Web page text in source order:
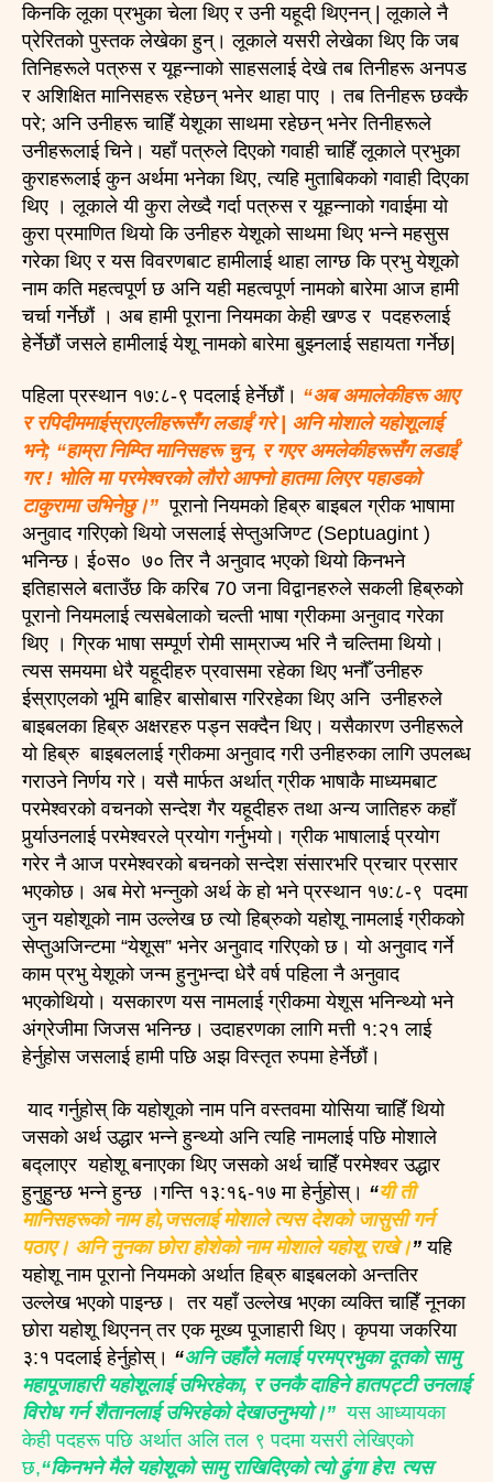
किनकि लूका प्रभुका चेला थिए र उनी यहूदी थिएनन् | लूकाले नै
प्रेरितको पुस्तक लेखेका हुन्। लूकाले यसरी लेखेका थिए कि जब
तिनिहरूले पत्रुस र यूहन्नाको साहसलाई देखे तब तिनीहरू अनपड
र अशिक्षित मानिसहरू रहेछन् भनेर थाहा पाए । तब तिनीहरू छक्कै
परे; अनि उनीहरू चाहिँ येशूका साथमा रहेछन् भनेर तिनीहरूले
उनीहरूलाई चिने। यहाँ पत्रुले दिएको गवाही चाहिँ लूकाले प्रभुका
कुराहरूलाई कुन अर्थमा भनेका थिए, त्यहि मुताबिकको गवाही दिएका
थिए । लूकाले यी कुरा लेख्दै गर्दा पत्रुस र यूहन्नाको गवाईमा यो
कुरा प्रमाणित थियो कि उनीहरु येशूको साथमा थिए भन्ने महसुस
गरेका थिए र यस विवरणबाट हामीलाई थाहा लाग्छ कि प्रभु येशूको
नाम कति महत्वपूर्ण छ अनि यही महत्वपूर्ण नामको बारेमा आज हामी
चर्चा गर्नेछौं । अब हामी पूराना नियमका केही खण्ड र पदहरुलाई
हेर्नेछौं जसले हामीलाई येशू नामको बारेमा बुझ्नलाई सहायता गर्नेछ|
पहिला प्रस्थान १७:८-९ पदलाई हेर्नेछौं। “अब अमालेकीहरू आए
र रपिदीममाईस्राएलीहरूसँग लडाईं गरे | अनि मोशाले यहोशूलाई
भने; “हाम्रा निम्प्ति मानिसहरू चुन, र गएर अमलेकीहरूसँग लडाईं
गर ! भोलि मा परमेश्वरको लौरो आफ्नो हातमा लिएर पहाडको
टाकुरामा उभिनेछु।” पूरानो नियमको हिब्रु बाइबल ग्रीक भाषामा
अनुवाद गरिएको थियो जसलाई सेप्तुअजिण्ट (Septuagint )
भनिन्छ। ई०स० ७० तिर नै अनुवाद भएको थियो किनभने
इतिहासले बताउँछ कि करिब 70 जना विद्वानहरुले सकली हिब्रुको
पूरानो नियमलाई त्यसबेलाको चल्ती भाषा ग्रीकमा अनुवाद गरेका
थिए । ग्रिक भाषा सम्पूर्ण रोमी साम्राज्य भरि नै चल्तिमा थियो।
त्यस समयमा धेरै यहूदीहरु प्रवासमा रहेका थिए भनौँ उनीहरु
ईस्राएलको भूमि बाहिर बासोबास गरिरहेका थिए अनि उनीहरुले
बाइबलका हिब्रु अक्षरहरु पड्न सक्दैन थिए। यसैकारण उनीहरूले
यो हिब्रु बाइबललाई ग्रीकमा अनुवाद गरी उनीहरुका लागि उपलब्ध
गराउने निर्णय गरे। यसै मार्फत अर्थात् ग्रीक भाषाकै माध्यमबाट
परमेश्वरको वचनको सन्देश गैर यहूदीहरु तथा अन्य जातिहरु कहाँ
पुर्र्याउनलाई परमेश्वरले प्रयोग गर्नुभयो। ग्रीक भाषालाई प्रयोग
गरेर नै आज परमेश्वरको बचनको सन्देश संसारभरि प्रचार प्रसार
भएकोछ। अब मेरो भन्नुको अर्थ के हो भने प्रस्थान १७:८-९ पदमा
जुन यहोशूको नाम उल्लेख छ त्यो हिब्रुको यहोशू नामलाई ग्रीकको
सेप्तुअजिन्टमा “येशूस” भनेर अनुवाद गरिएको छ। यो अनुवाद गर्ने
काम प्रभु येशूको जन्म हुनुभन्दा धेरै वर्ष पहिला नै अनुवाद
भएकोथियो। यसकारण यस नामलाई ग्रीकमा येशूस भनिन्थ्यो भने
अंग्रेजीमा जिजस भनिन्छ। उदाहरणका लागि मत्ती १:२१ लाई
हेर्नुहोस जसलाई हामी पछि अझ विस्तृत रुपमा हेर्नेछौं।
याद गर्नुहोस् कि यहोशूको नाम पनि वस्तवमा योसिया चाहिँ थियो
जसको अर्थ उद्धार भन्ने हुन्थ्यो अनि त्यहि नामलाई पछि मोशाले
बद्लाएर यहोशू बनाएका थिए जसको अर्थ चाहिँ परमेश्वर उद्धार
हुनुहुन्छ भन्ने हुन्छ ।गन्ति १३:१६-१७ मा हेर्नुहोस्। “यी ती
मानिसहरूको नाम हो,जसलाई मोशाले त्यस देशको जासुसी गर्न
पठाए। अनि नुनका छोरा होशेको नाम मोशाले यहोशू राखे।”यहि
यहोशू नाम पूरानो नियमको अर्थात हिब्रु बाइबलको अन्ततिर
उल्लेख भएको पाइन्छ। तर यहाँ उल्लेख भएका व्यक्ति चाहिँ नूनका
छोरा यहोशू थिएनन् तर एक मूख्य पूजाहारी थिए। कृपया जकरिया
३:१ पदलाई हेर्नुहोस्। “अनि उहाँले मलाई परमप्रभुका दूतको सामु
महापूजाहारी यहोशूलाई उभिरहेका, र उनकै दाहिने हातपट्टी उनलाई
विरोध गर्न शैतानलाई उभिरहेको देखाउनुभयो।” यस आध्यायका
केही पदहरू पछि अर्थात अलि तल ९ पदमा यसरी लेखिएको
छ,“किनभने मैले यहोशूको सामु राखिदिएको त्यो ढुंगा हेर! त्यस